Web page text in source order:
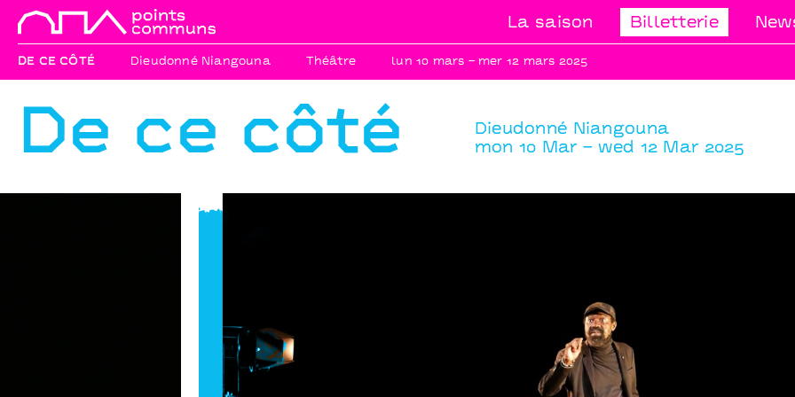
La saison Billetterie
DE CE CÔTÉ Dieudonné Niangouna Théâtre lun 10 mars – mer 12 mars 2025
De ce côté
Dieudonné Niangouna
mon 10 Mar – wed 12 Mar 2025